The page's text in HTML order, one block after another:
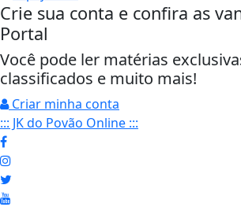
Crie sua conta e confira as
Portal
Você pode ler matérias
classificados e muito mais!
Criar minha conta
::: JK do Povão Online :::